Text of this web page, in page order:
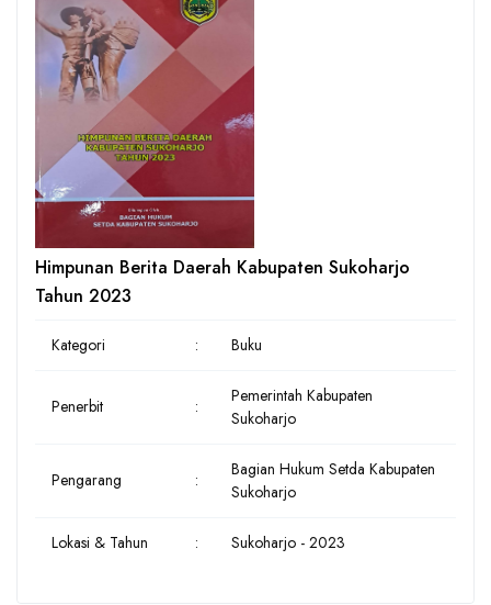
Himpunan Berita Daerah Kabupaten Sukoharjo
Tahun 2023
Kategori : Buku
Penerbit :
Pemerintah Kabupaten
Sukoharjo
Pengarang :
Bagian Hukum Setda Kabupaten
Sukoharjo
Lokasi & Tahun : Sukoharjo - 2023